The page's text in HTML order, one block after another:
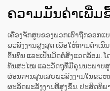
ຄວາມມັນຄ່າເພີ່ມ
ເຄື່ອງຈັກສູບຂອງພວກເຮົາຖືກອອກ
ພະລັງງານສູງສຸດ ເພື່ອໃຫ້ການດຳເ
ຕົ້ນທຶນ ແລະເປັນມິດຕໍ່ສິ່ງແວດລ້ອມ.
ທັນສະໄໝ ແລະວັດຖຸທີ່ມີຄຸນນະພາບສູ
ຜ່ອນການສູນເສຍພະລັງງານໃນຂະຫ
ຜະລິດພະລັງງານທີ່ສູງຂຶ້ນ. ປະສິດທິ